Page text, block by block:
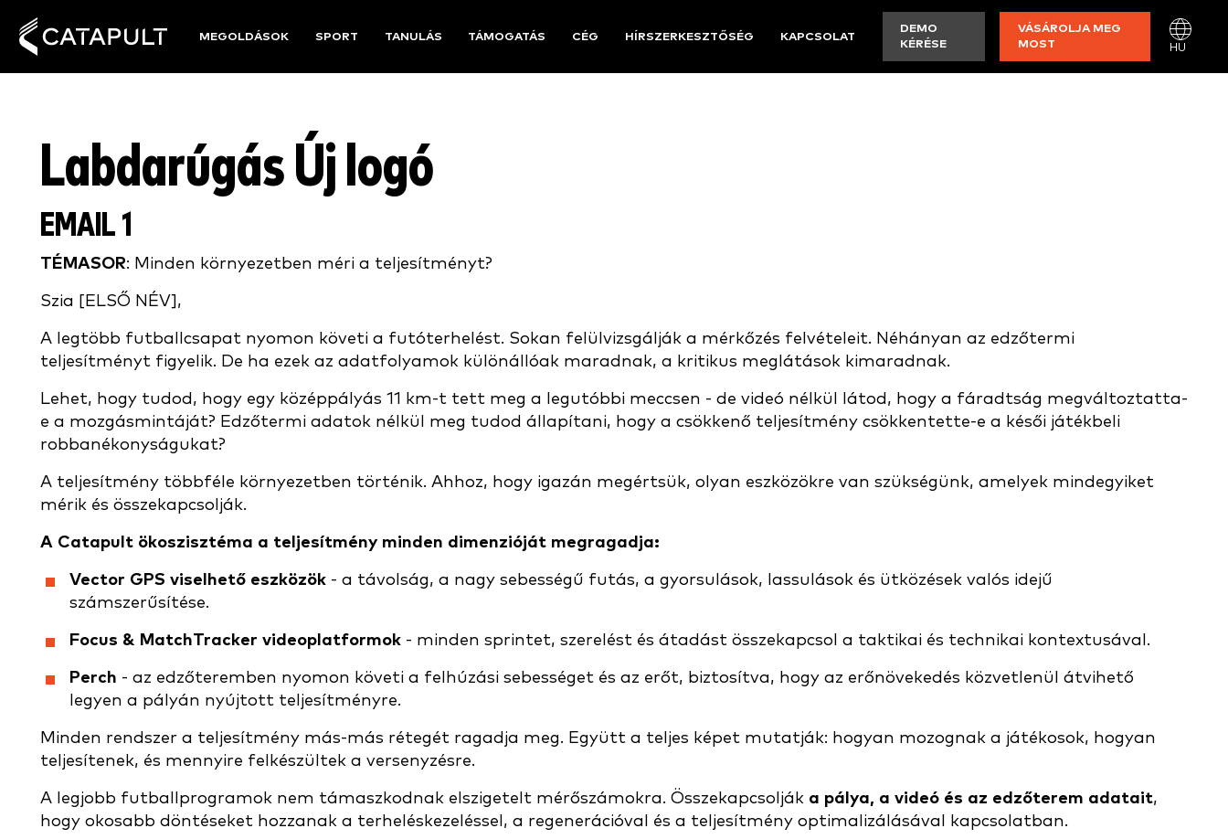
MEGOLDÁSOK SPORT TANULÁS TÁMOGATÁS CÉG HÍRSZERKESZTŐSÉG KAPCSOLAT
DEMO
KÉRÉSE
VÁSÁROLJA MEG
MOST
HU
Labdarúgás Új logó
EMAIL 1
TÉMASOR: Minden környezetben méri a teljesítményt?
Szia [ELSŐ NÉV],
A legtöbb futballcsapat nyomon követi a futóterhelést. Sokan felülvizsgálják a mérkőzés felvételeit. Néhányan az edzőtermi
teljesítményt figyelik. De ha ezek az adatfolyamok különállóak maradnak, a kritikus meglátások kimaradnak.
Lehet, hogy tudod, hogy egy középpályás 11 km-t tett meg a legutóbbi meccsen - de videó nélkül látod, hogy a fáradtság megváltoztatta-
e a mozgásmintáját? Edzőtermi adatok nélkül meg tudod állapítani, hogy a csökkenő teljesítmény csökkentette-e a késői játékbeli
robbanékonyságukat?
A teljesítmény többféle környezetben történik. Ahhoz, hogy igazán megértsük, olyan eszközökre van szükségünk, amelyek mindegyiket
mérik és összekapcsolják.
A Catapult ökoszisztéma a teljesítmény minden dimenzióját megragadja:
Vector GPS viselhető eszközök - a távolság, a nagy sebességű futás, a gyorsulások, lassulások és ütközések valós idejű
számszerűsítése.
Focus & MatchTracker videoplatformok - minden sprintet, szerelést és átadást összekapcsol a taktikai és technikai kontextusával.
Perch - az edzőteremben nyomon követi a felhúzási sebességet és az erőt, biztosítva, hogy az erőnövekedés közvetlenül átvihető
legyen a pályán nyújtott teljesítményre.
Minden rendszer a teljesítmény más-más rétegét ragadja meg. Együtt a teljes képet mutatják: hogyan mozognak a játékosok, hogyan
teljesítenek, és mennyire felkészültek a versenyzésre.
A legjobb futballprogramok nem támaszkodnak elszigetelt mérőszámokra. Összekapcsolják a pálya, a videó és az edzőterem adatait,
hogy okosabb döntéseket hozzanak a terheléskezeléssel, a regenerációval és a teljesítmény optimalizálásával kapcsolatban.